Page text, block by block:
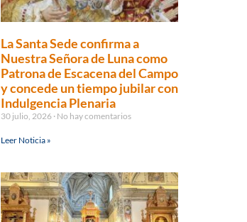
La Santa Sede confirma a
Nuestra Señora de Luna como
Patrona de Escacena del Campo
y concede un tiempo jubilar con
Indulgencia Plenaria
30 julio, 2026 No hay comentarios
Leer Noticia »